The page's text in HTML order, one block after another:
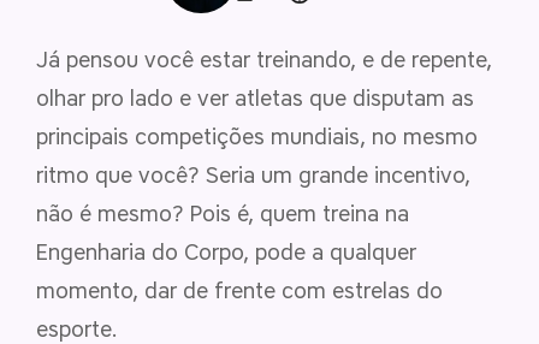
Já pensou você estar treinando, e de repente,
olhar pro lado e ver atletas que disputam as
principais competições mundiais, no mesmo
ritmo que você? Seria um grande incentivo,
não é mesmo? Pois é, quem treina na
Engenharia do Corpo, pode a qualquer
momento, dar de frente com estrelas do
esporte.